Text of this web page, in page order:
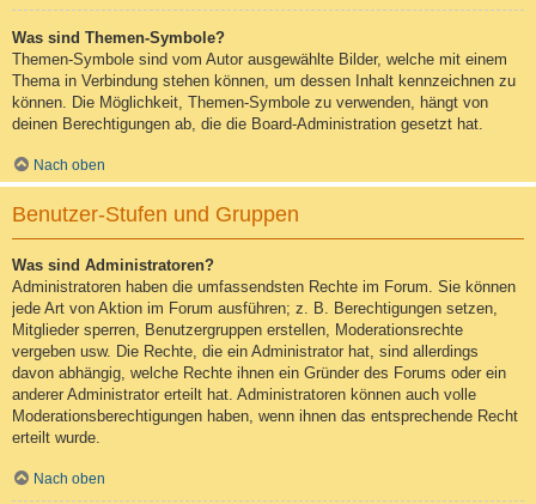
Was sind Themen-Symbole?
Themen-Symbole sind vom Autor ausgewählte Bilder, welche mit einem
Thema in Verbindung stehen können, um dessen Inhalt kennzeichnen zu
können. Die Möglichkeit, Themen-Symbole zu verwenden, hängt von
deinen Berechtigungen ab, die die Board-Administration gesetzt hat.
Nach oben
Benutzer-Stufen und Gruppen
Was sind Administratoren?
Administratoren haben die umfassendsten Rechte im Forum. Sie können
jede Art von Aktion im Forum ausführen; z. B. Berechtigungen setzen,
Mitglieder sperren, Benutzergruppen erstellen, Moderationsrechte
vergeben usw. Die Rechte, die ein Administrator hat, sind allerdings
davon abhängig, welche Rechte ihnen ein Gründer des Forums oder ein
anderer Administrator erteilt hat. Administratoren können auch volle
Moderationsberechtigungen haben, wenn ihnen das entsprechende Recht
erteilt wurde.
Nach oben